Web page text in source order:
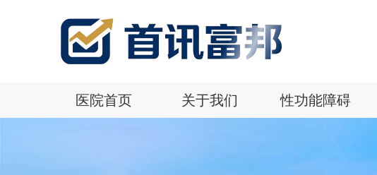
医院首页 关于我们 性功能障碍